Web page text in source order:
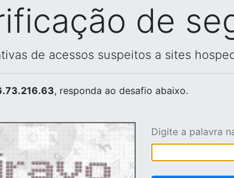
de
de acessos suspeitos a sites
, responda ao desafio abaixo.
Digite a palavra